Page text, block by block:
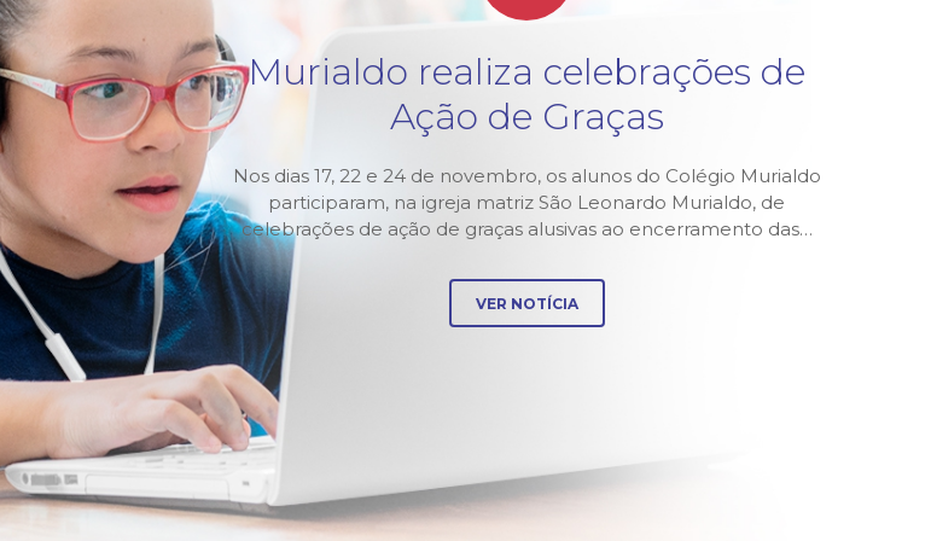
do App
Murialdo realiza celebrações de
Ação de Graças
Nos dias 17, 22 e 24 de novembro, os alunos do Colégio Murialdo
participaram, na igreja matriz São Leonardo Murialdo, de
celebrações de ação de graças alusivas ao encerramento das…
VER NOTÍCIA